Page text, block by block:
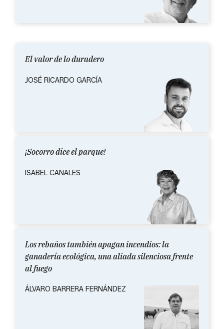
El valor de lo duradero
JOSÉ RICARDO GARCÍA
¡Socorro dice el parque!
ISABEL CANALES
Los rebaños también apagan incendios: la
ganadería ecológica, una aliada silenciosa frente
al fuego
ÁLVARO BARRERA FERNÁNDEZ